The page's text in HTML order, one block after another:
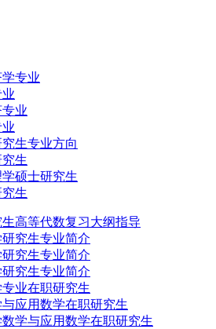
专业
业
生专业方向
生
硕士研究生
生
高等代数复习大纲指导
究生专业简介
究生专业简介
究生专业简介
业在职研究生
应用数学在职研究生
数学与应用数学在职研究生